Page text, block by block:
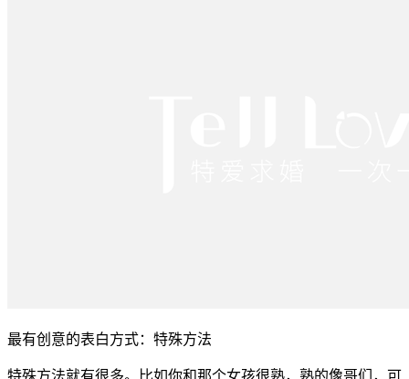
最有创意的表白方式：特殊方法
特殊方法就有很多。比如你和那个女孩很熟，熟的像哥们，可